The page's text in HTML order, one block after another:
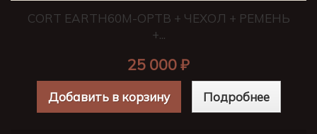
CORT EARTH60M-OPTB + ЧЕХОЛ + РЕМЕНЬ
+...
25 000 ₽
Добавить в корзину Подробнее